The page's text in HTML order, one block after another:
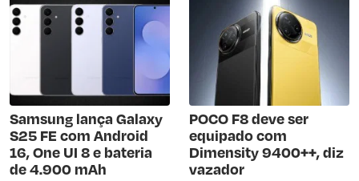
Samsung lança Galaxy
S25 FE com Android
16, One UI 8 e bateria
de 4.900 mAh
POCO F8 deve ser
equipado com
Dimensity 9400++, diz
vazador